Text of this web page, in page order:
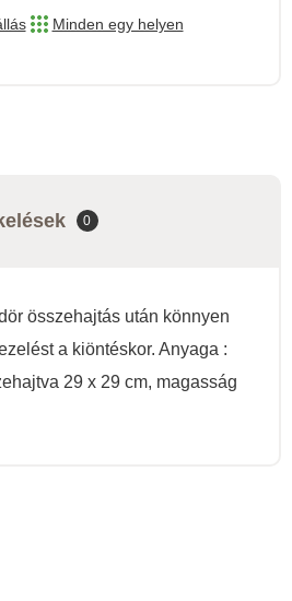
Minden egy helyen
0
összehajtás után könnyen
a kiöntéskor. Anyaga :
29 x 29 cm, magasság